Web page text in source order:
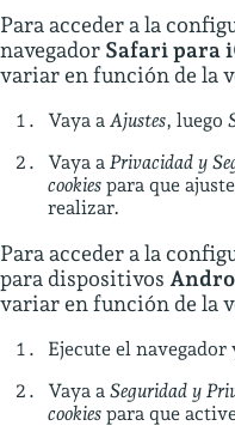
Para acceder a la
navegador Safari para
variar en función de la
Vaya a Ajustes, luego
Vaya a Privacidad y
cookies para que
realizar.
Para acceder a la
para dispositivos
variar en función de la
Ejecute el navegador
Vaya a Seguridad y
cookies para que